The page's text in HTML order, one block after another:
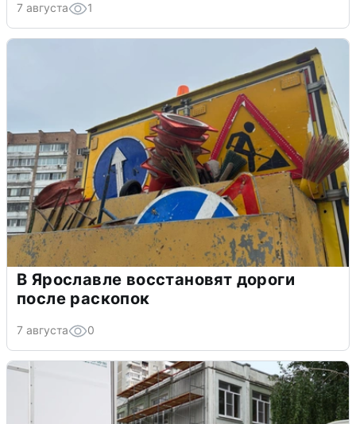
7 августа 1
В Ярославле восстановят дороги
после раскопок
7 августа 0